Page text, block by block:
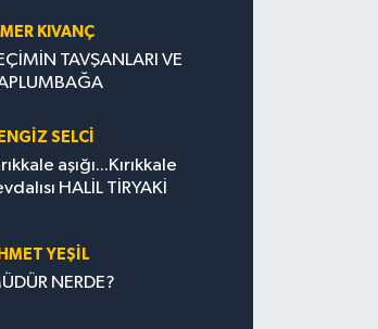
KIVANÇ
TAVŞANLARI VE
SELCİ
aşığı...Kırıkkale
HALİL TİRYAKİ
YEŞİL
NERDE?